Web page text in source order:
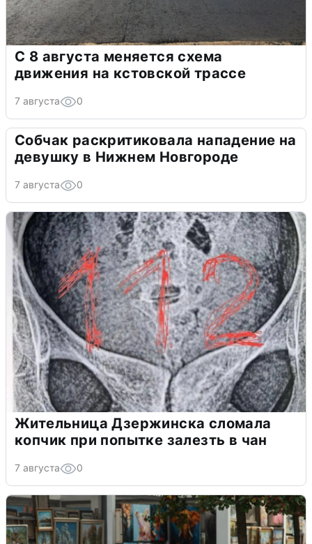
С 8 августа меняется схема
движения на кстовской трассе
7 августа 0
Собчак раскритиковала нападение на
девушку в Нижнем Новгороде
7 августа 0
Жительница Дзержинска сломала
копчик при попытке залезть в чан
7 августа 0